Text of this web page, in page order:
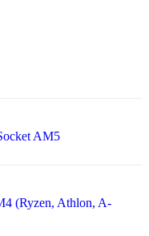
AM5
(Ryzen, Athlon, A-